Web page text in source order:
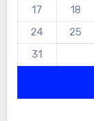
17
18
24
25
31